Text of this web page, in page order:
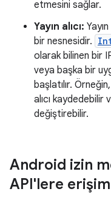
etmesini sağlar.
Yayın alıcı: Yayın
bir nesnesidir.
olarak bilinen bir
veya başka bir
başlatılır.
alıcı kaydedebilir
değiştirebilir.
Android izin
API'lere erişim